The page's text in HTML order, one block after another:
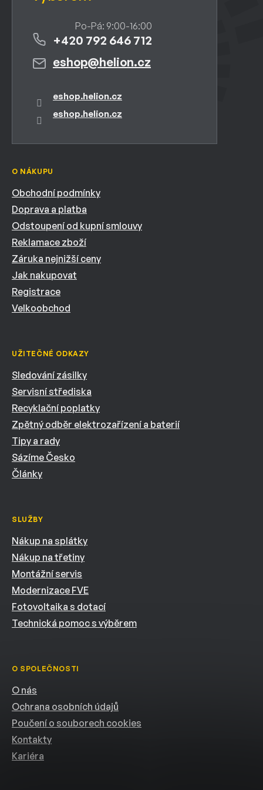
eshop@helion.cz
+420 792 646 712
eshop.helion.cz
eshop.helion.cz
O NÁKUPU
Obchodní podmínky
Doprava a platba
Odstoupení od kupní smlouvy
Reklamace zboží
Záruka nejnižší ceny
Jak nakupovat
Registrace
Velkoobchod
UŽITEČNÉ ODKAZY
Sledování zásilky
Servisní střediska
Recyklační poplatky
Zpětný odběr elektrozařízení a baterií
Tipy a rady
Sázíme Česko
Články
SLUŽBY
Nákup na splátky
Nákup na třetiny
Montážní servis
Modernizace FVE
Fotovoltaika s dotací
Technická pomoc s výběrem
O SPOLEČNOSTI
O nás
Ochrana osobních údajů
Poučení o souborech cookies
Kontakty
Kariéra